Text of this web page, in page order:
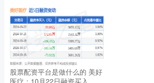
股票配资平台是做什么的 美好